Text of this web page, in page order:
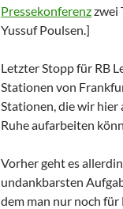
Pressekonferenzzwei
Yussuf Poulsen.]
Letzter Stopp für RB
Stationen von
Stationen, die wir hier
Ruhe aufarbeiten
Vorher geht es
undankbarsten
dem man nur noch